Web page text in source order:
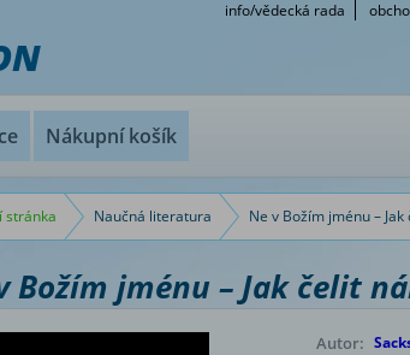
info/vědecká rada
Nákupní košík
stránka Naučná literatura Ne v Božím jménu –
Božím jménu – Jak čelit
Autor: